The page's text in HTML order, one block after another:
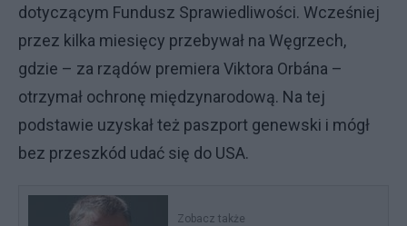
dotyczącym Fundusz Sprawiedliwości. Wcześniej
przez kilka miesięcy przebywał na Węgrzech,
gdzie – za rządów premiera Viktora Orbána –
otrzymał ochronę międzynarodową. Na tej
podstawie uzyskał też paszport genewski i mógł
bez przeszkód udać się do USA.
Zobacz także